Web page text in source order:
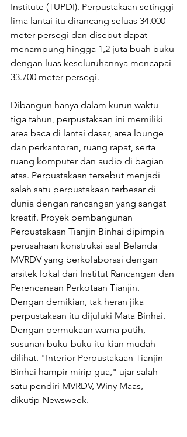
Institute (TUPDI). Perpustakaan setinggi
lima lantai itu dirancang seluas 34.000
meter persegi dan disebut dapat
menampung hingga 1,2 juta buah buku
dengan luas keseluruhannya mencapai
33.700 meter persegi.
Dibangun hanya dalam kurun waktu
tiga tahun, perpustakaan ini memiliki
area baca di lantai dasar, area lounge
dan perkantoran, ruang rapat, serta
ruang komputer dan audio di bagian
atas. Perpustakaan tersebut menjadi
salah satu perpustakaan terbesar di
dunia dengan rancangan yang sangat
kreatif. Proyek pembangunan
Perpustakaan Tianjin Binhai dipimpin
perusahaan konstruksi asal Belanda
MVRDV yang berkolaborasi dengan
arsitek lokal dari Institut Rancangan dan
Perencanaan Perkotaan Tianjin.
Dengan demikian, tak heran jika
perpustakaan itu dijuluki Mata Binhai.
Dengan permukaan warna putih,
susunan buku-buku itu kian mudah
dilihat. "Interior Perpustakaan Tianjin
Binhai hampir mirip gua," ujar salah
satu pendiri MVRDV, Winy Maas,
dikutip Newsweek.